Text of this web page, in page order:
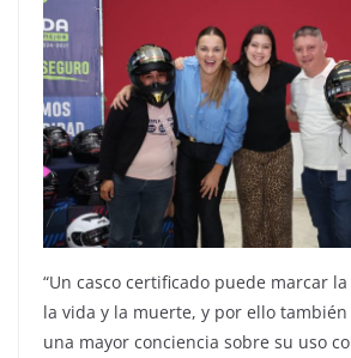
“Un casco certificado puede marcar
la vida y la muerte, y por ello
una mayor conciencia sobre su uso